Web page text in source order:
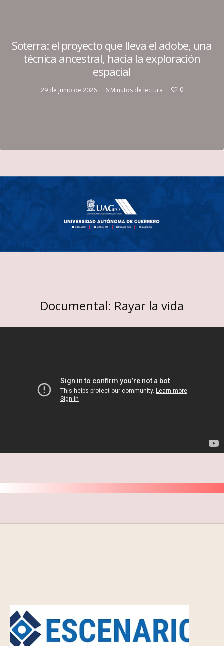
Soterra: el proyecto que lleva el adobe, una
técnica ancestral, hacia la exploración
espacial
29 de junio de 2026 · 6 Minutos de lectura · 0
Documental: Rayar la vida